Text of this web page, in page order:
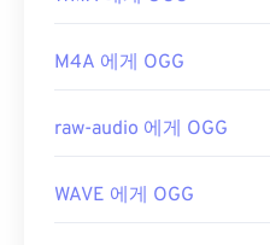
M4A 에게 OGG
raw-audio 에게 OGG
WAVE 에게 OGG